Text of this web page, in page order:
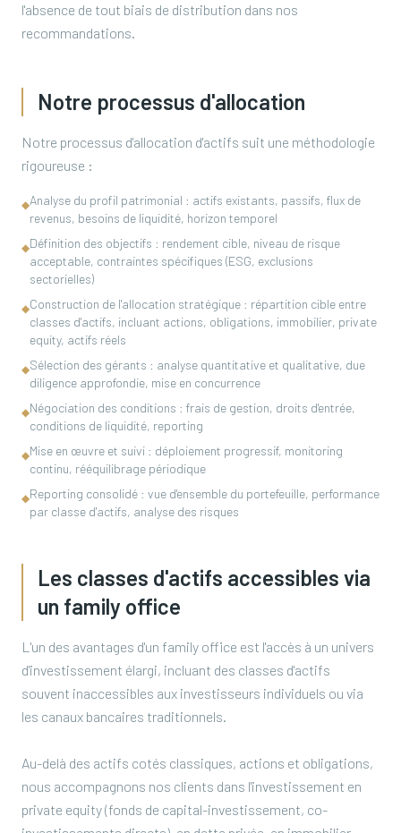
l'absence de tout biais de distribution dans nos
recommandations.
Notre processus d'allocation
Notre processus d'allocation d'actifs suit une méthodologie
rigoureuse :
◆Analyse du profil patrimonial : actifs existants, passifs, flux de
revenus, besoins de liquidité, horizon temporel
◆Définition des objectifs : rendement cible, niveau de risque
acceptable, contraintes spécifiques (ESG, exclusions
sectorielles)
◆Construction de l'allocation stratégique : répartition cible entre
classes d'actifs, incluant actions, obligations, immobilier, private
equity, actifs réels
◆Sélection des gérants : analyse quantitative et qualitative, due
diligence approfondie, mise en concurrence
◆Négociation des conditions : frais de gestion, droits d'entrée,
conditions de liquidité, reporting
◆Mise en œuvre et suivi : déploiement progressif, monitoring
continu, rééquilibrage périodique
◆Reporting consolidé : vue d'ensemble du portefeuille, performance
par classe d'actifs, analyse des risques
Les classes d'actifs accessibles via
un family office
L'un des avantages d'un family office est l'accès à un univers
d'investissement élargi, incluant des classes d'actifs
souvent inaccessibles aux investisseurs individuels ou via
les canaux bancaires traditionnels.
Au-delà des actifs cotés classiques, actions et obligations,
nous accompagnons nos clients dans l'investissement en
private equity (fonds de capital-investissement, co-